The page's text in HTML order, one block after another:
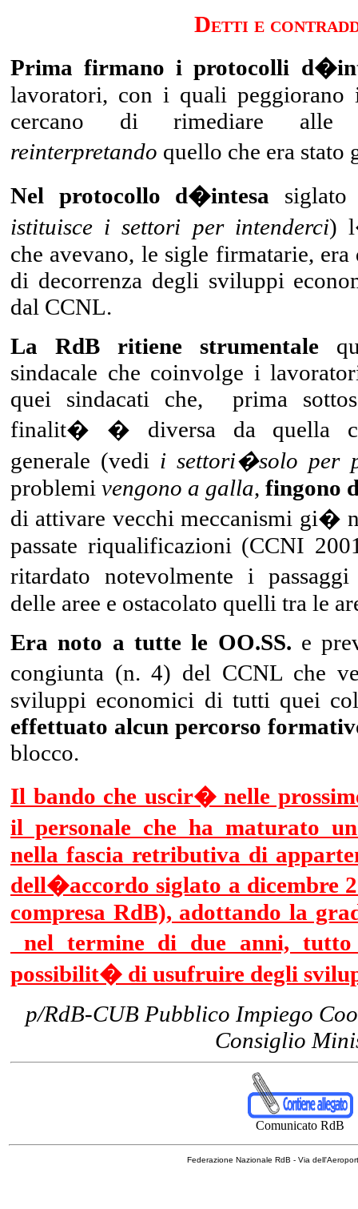
Detti e
Prima firmano i protocolli
lavoratori, con i quali
cercano di rimediare alle
reinterpretando quello che era
Nel protocollo d�intesa
istituisce i settori per intenderci)
che avevano, le sigle firmatarie,
di decorrenza degli sviluppi
dal CCNL.
La RdB ritiene strumentale
sindacale che coinvolge i
quei sindacati che, prima
finalit� � diversa da quella
generale (vedi i settori�solo per
problemi vengono a galla, fingono
di attivare vecchi meccanismi gi�
passate riqualificazioni (CCNI
ritardato notevolmente i
delle aree e ostacolato quelli tra le
Era noto a tutte le OO.SS. e
congiunta (n. 4) del CCNL che
sviluppi economici di tutti quei
effettuato alcun percorso
blocco.
Il bando che uscir� nelle
il personale che ha maturato
nella fascia retributiva di
dell�accordo siglato a dicembre
compresa RdB), adottando la
nel termine di due anni,
possibilit� di usufruire degli
p/RdB-CUB Pubblico Impiego
Consiglio
Comunicato RdB
Federazione Nazionale RdB - Via